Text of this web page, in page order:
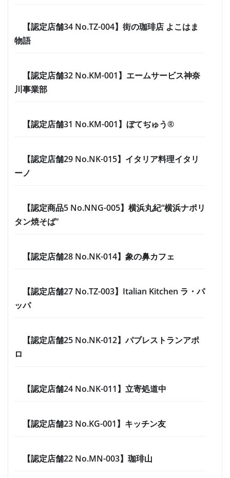
【認定店舗34 No.TZ-004】街の珈琲店 よこはま
物語
【認定店舗32 No.KM-001】エームサービス神奈
川事業部
【認定店舗31 No.KM-001】ぼてぢゅう®
【認定店舗29 No.NK-015】イタリア料理イタリ
ーノ
【認定商品5 No.NNG-005】横浜丸紀“横浜ナポリ
タン焼そば”
【認定店舗28 No.NK-014】象の鼻カフェ
【認定店舗27 No.TZ-003】Italian Kitchen ラ・パ
ッパ
【認定店舗25 No.NK-012】パブレストランアポ
ロ
【認定店舗24 No.NK-011】立寄処道中
【認定店舗23 No.KG-001】キッチン友
【認定店舗22 No.MN-003】珈琲山